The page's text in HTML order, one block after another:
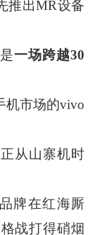
推出MR设备
一场跨越30
市场的vivo
山寨机时
在红海厮
战打得硝烟